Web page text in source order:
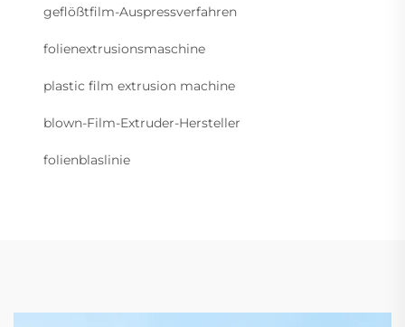
geflößtfilm-Auspressverfahren
folienextrusionsmaschine
plastic film extrusion machine
blown-Film-Extruder-Hersteller
folienblaslinie